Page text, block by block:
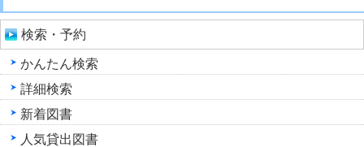
検索・予約
かんたん検索
詳細検索
新着図書
人気貸出図書